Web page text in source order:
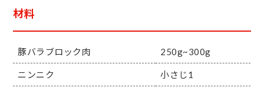
材料
豚バラブロック肉 250g~300g
ニンニク 小さじ1